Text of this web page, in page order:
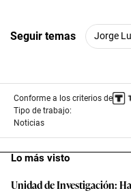
Seguir temas Jorge
Conforme a los criterios de
Tipo de trabajo:
Noticias
Lo más visto
Unidad de Investigación: